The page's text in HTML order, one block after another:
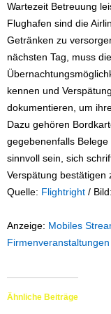
Wartezeit Betreuung
Flughafen sind die
Getränken zu
nächsten Tag, muss
kennen und
dokumentieren, um
Dazu gehören
gegebenenfalls
sinnvoll sein, sich
Verspätung bestätigen
Quelle: Flightright /
Anzeige: Mobiles
Ähnliche Beiträge